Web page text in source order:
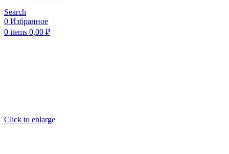
Search
0 Избранное
0 items 0,00 ₽
Click to enlarge